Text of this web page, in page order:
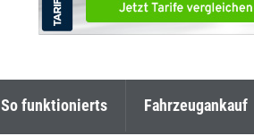
So funktionierts Fahrzeugankauf